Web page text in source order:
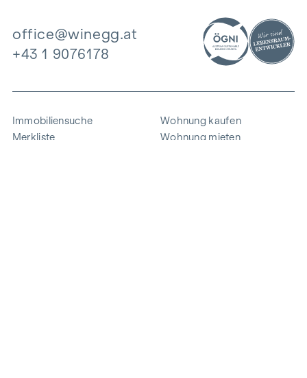
office@winegg.at
+43 1 9076178
Immobiliensuche
Merkliste
Wohnung kaufen
Wohnung mieten